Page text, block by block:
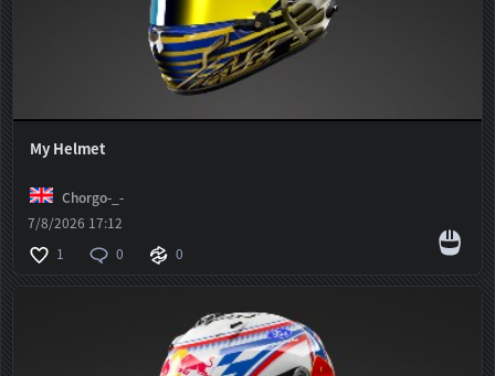
My Helmet
Chorgo-_-
7/8/2026 17:12
1
0 0